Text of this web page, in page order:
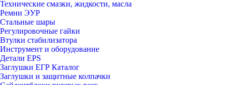
Технические смазки, жидкости, масла
Ремни ЭУР
Стальные шары
Регулировочные гайки
Втулки стабилизатора
Инструмент и оборудование
Детали EPS
Заглушки ЕГР Каталог
Заглушки и защитные колпачки